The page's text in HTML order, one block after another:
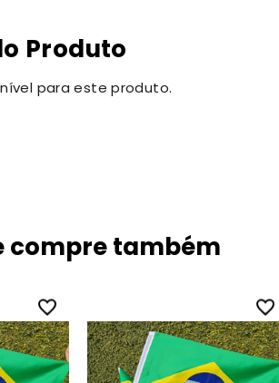
Produto
para este produto.
compre também